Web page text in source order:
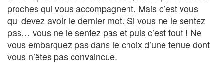
proches qui vous accompagnent. Mais c’est vous
qui devez avoir le dernier mot. Si vous ne le sentez
pas… vous ne le sentez pas et puis c’est tout ! Ne
vous embarquez pas dans le choix d’une tenue dont
vous n’êtes pas convaincue.